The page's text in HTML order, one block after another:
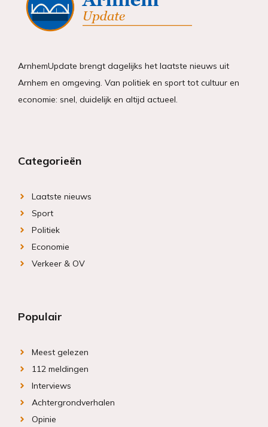
ArnhemUpdate brengt dagelijks het laatste nieuws uit
Arnhem en omgeving. Van politiek en sport tot cultuur en
economie: snel, duidelijk en altijd actueel.
Categorieën
Laatste nieuws
Sport
Politiek
Economie
Verkeer & OV
Populair
Meest gelezen
112 meldingen
Interviews
Achtergrondverhalen
Opinie